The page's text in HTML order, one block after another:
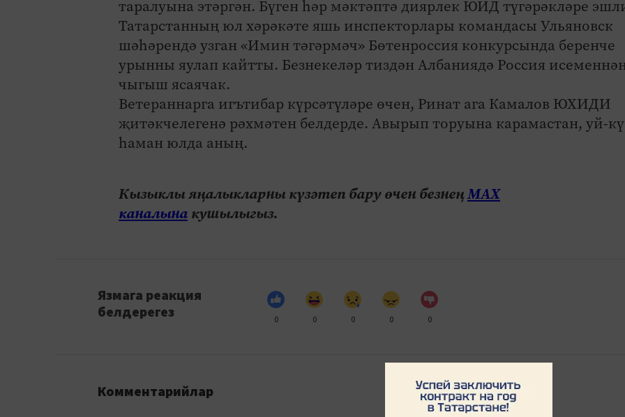
таралуына этәргән. Бүген һәр мәктәптә диярлек ЮИД түгәрәкләре
Татарстанның юл хәрәкәте яшь инспекторлары командасы Ульяновск
шәһәрендә узган «Имин тәгәрмәч» Бөтенроссия конкурсында беренче
урынны яулап кайтты. Безнекеләр тиздән Албаниядә Россия
чыгыш ясаячак.
Ветераннарга игътибар күрсәтүләре өчен, Ринат ага Камалов ЮХИДИ
җитәкчелегенә рәхмәтен белдерде. Авырып торуына карамастан, уй-
һаман юлда аның.
Кызыклы яңалыкларны күзәтеп бару өчен безнеңМАХ
каналына кушылыгыз.
Язмага реакция
белдерегез
0 0 0 0 0
Комментарийлар